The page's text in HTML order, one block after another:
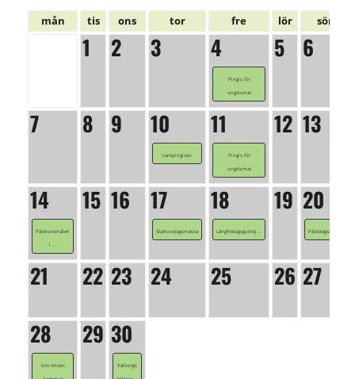
mån tis ons tor fre lör sön
1 2 3 4
Pingis för
ungdomar
5 6
7 8 9 10
Lantpingisen
11
Pingis för
ungdomar
12 13
14
Påsklovsmåleri
i ...
15 16 17
Skärtorsdagsmässa
18
Långfredagsgudstj...
19 20
Påskdagsmässa
21 22 23 24 25 26 27
28
Om krisen
29 30
Valborgs